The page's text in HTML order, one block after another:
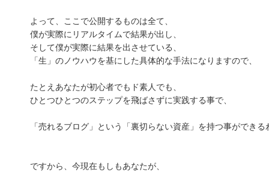
よって、ここで公開するものは全て、
僕が実際にリアルタイムで結果が出し、
そして僕が実際に結果を出させている、
「生」のノウハウを基にした具体的な手法になりますので、
たとえあなたが初心者でもド素人でも、
ひとつひとつのステップを飛ばさずに実践する事で、
「売れるブログ」という「裏切らない資産」を持つ事ができる
ですから、今現在もしもあなたが、